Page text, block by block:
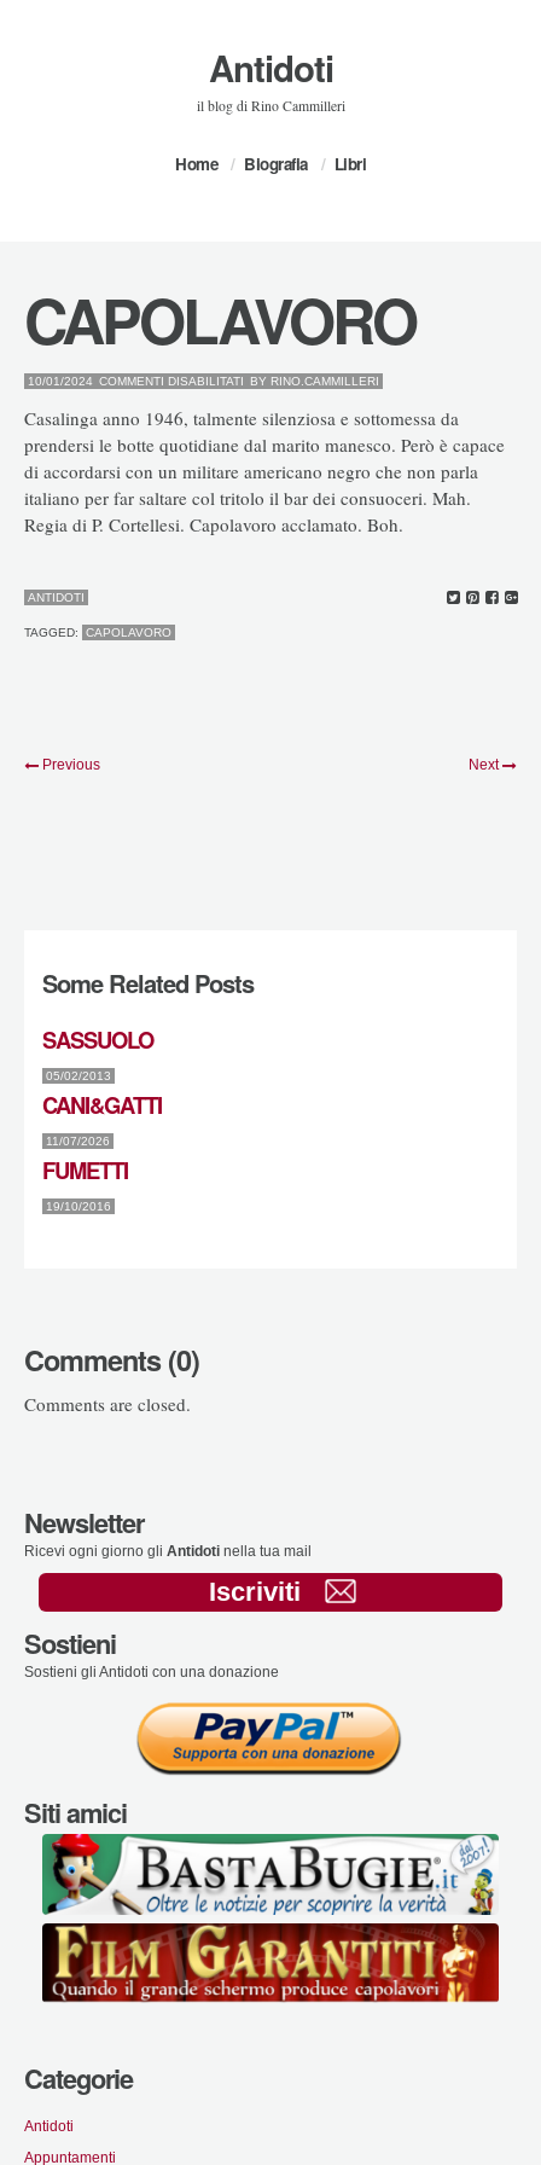
Antidoti
il blog di Rino Cammilleri
Home Biografia Libri
CAPOLAVORO
10/01/2024 COMMENTI DISABILITATI SU
BY RINO.CAMMILLERI
Casalinga anno 1946, talmente silenziosa e sottomessa da
prendersi le botte quotidiane dal marito manesco. Però è capace
di accordarsi con un militare americano negro che non parla
italiano per far saltare col tritolo il bar dei consuoceri. Mah.
Regia di P. Cortellesi. Capolavoro acclamato. Boh.
ANTIDOTI
TAGGED: CAPOLAVORO
Previous Next
Some Related Posts
SASSUOLO
05/02/2013
CANI&GATTI
11/07/2026
FUMETTI
19/10/2016
Comments (0)
Comments are closed.
Newsletter
Ricevi ogni giorno gli Antidoti nella tua mail
Iscriviti
Sostieni
Sostieni gli Antidoti con una donazione
Siti amici
Categorie
Antidoti
Appuntamenti